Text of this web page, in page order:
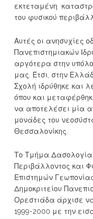
εκτεταμένη
του φυσικού
Αυτές οι ανησυχίες
Πανεπιστημιακών
αργότερα στην
μας. Έτσι, στην
Σχολή ιδρύθηκε και
όπου και
να αποτελέσει μία
μονάδες του
Θεσσαλονίκης.
Το Τμήμα
Περιβάλλοντος και
Επιστημών
Δημοκριτείου
Ορεστιάδα άρχισε
1999-2000 με την